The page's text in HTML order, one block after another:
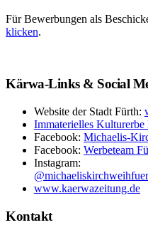
Für Bewerbungen als
klicken.
Kärwa-Links & Social
Website der Stadt Fürth:
Immaterielles Kulturerbe
Facebook: Michaelis-
Facebook: Werbeteam
Instagram:
www.kaerwazeitung.de
Kontakt